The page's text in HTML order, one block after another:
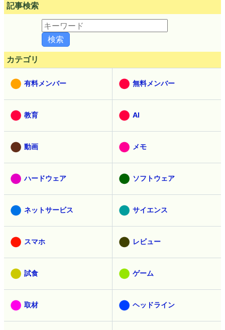
記事検索
カテゴリ
有料メンバー 無料メンバー
教育 AI
動画 メモ
ハードウェア ソフトウェア
ネットサービス サイエンス
スマホ レビュー
試食 ゲーム
取材 ヘッドライン